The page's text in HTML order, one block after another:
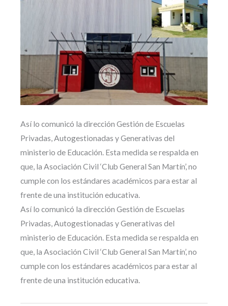
Así lo comunicó la dirección Gestión de Escuelas
Privadas, Autogestionadas y Generativas del
ministerio de Educación. Esta medida se respalda en
que, la Asociación Civil ‘Club General San Martín’, no
cumple con los estándares académicos para estar al
frente de una institución educativa.
Así lo comunicó la dirección Gestión de Escuelas
Privadas, Autogestionadas y Generativas del
ministerio de Educación. Esta medida se respalda en
que, la Asociación Civil ‘Club General San Martín’, no
cumple con los estándares académicos para estar al
frente de una institución educativa.